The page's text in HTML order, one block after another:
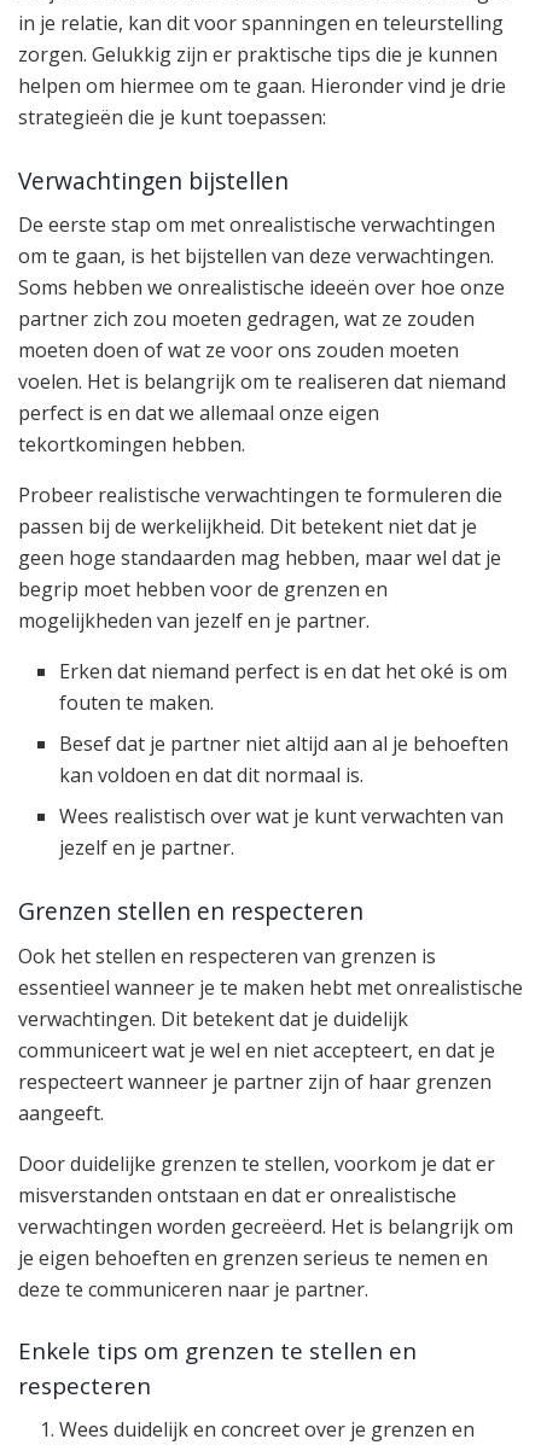
in je relatie, kan dit voor spanningen en teleurstelling
zorgen. Gelukkig zijn er praktische tips die je kunnen
helpen om hiermee om te gaan. Hieronder vind je drie
strategieën die je kunt toepassen:
Verwachtingen bijstellen
De eerste stap om met onrealistische verwachtingen
om te gaan, is het bijstellen van deze verwachtingen.
Soms hebben we onrealistische ideeën over hoe onze
partner zich zou moeten gedragen, wat ze zouden
moeten doen of wat ze voor ons zouden moeten
voelen. Het is belangrijk om te realiseren dat niemand
perfect is en dat we allemaal onze eigen
tekortkomingen hebben.
Probeer realistische verwachtingen te formuleren die
passen bij de werkelijkheid. Dit betekent niet dat je
geen hoge standaarden mag hebben, maar wel dat je
begrip moet hebben voor de grenzen en
mogelijkheden van jezelf en je partner.
Erken dat niemand perfect is en dat het oké is om
fouten te maken.
Besef dat je partner niet altijd aan al je behoeften
kan voldoen en dat dit normaal is.
Wees realistisch over wat je kunt verwachten van
jezelf en je partner.
Grenzen stellen en respecteren
Ook het stellen en respecteren van grenzen is
essentieel wanneer je te maken hebt met onrealistische
verwachtingen. Dit betekent dat je duidelijk
communiceert wat je wel en niet accepteert, en dat je
respecteert wanneer je partner zijn of haar grenzen
aangeeft.
Door duidelijke grenzen te stellen, voorkom je dat er
misverstanden ontstaan en dat er onrealistische
verwachtingen worden gecreëerd. Het is belangrijk om
je eigen behoeften en grenzen serieus te nemen en
deze te communiceren naar je partner.
Enkele tips om grenzen te stellen en
respecteren
Wees duidelijk en concreet over je grenzen en